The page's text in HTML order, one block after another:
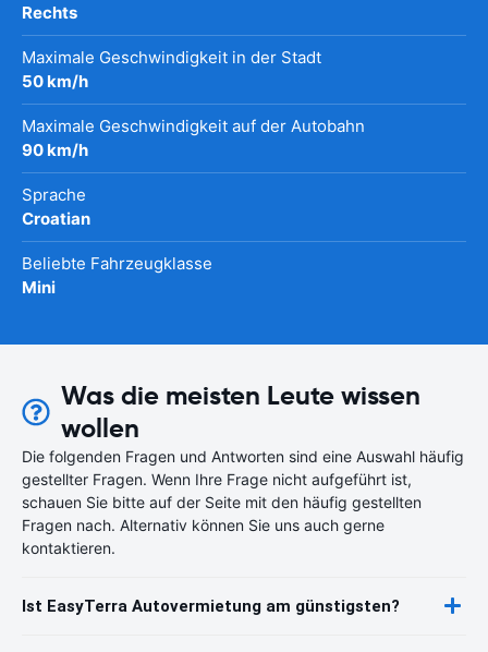
Rechts
Maximale Geschwindigkeit in der Stadt
50 km/h
Maximale Geschwindigkeit auf der Autobahn
90 km/h
Sprache
Croatian
Beliebte Fahrzeugklasse
Mini
Was die meisten Leute wissen
wollen
Die folgenden Fragen und Antworten sind eine Auswahl häufig
gestellter Fragen. Wenn Ihre Frage nicht aufgeführt ist,
schauen Sie bitte auf der Seite mit den häufig gestellten
Fragen nach. Alternativ können Sie uns auch gerne
kontaktieren.
Ist EasyTerra Autovermietung am günstigsten?